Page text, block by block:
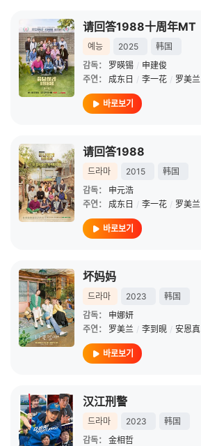
请回答1988十周年MT
예능 2025
韩国
감독：
罗暎锡 / 申建俊
주연：
成东日 / 李一花 / 罗美兰
바로보기
请回答1988
드라마 2015
韩国
감독：
申元浩
주연：
成东日 / 李一花 / 罗美兰
바로보기
坏妈妈
드라마 2023
韩国
감독：
申娜妍
주연：
罗美兰 / 李到晛 / 安恩真
바로보기
汉江刑警
드라마 2023
韩国
감독：
金相哲